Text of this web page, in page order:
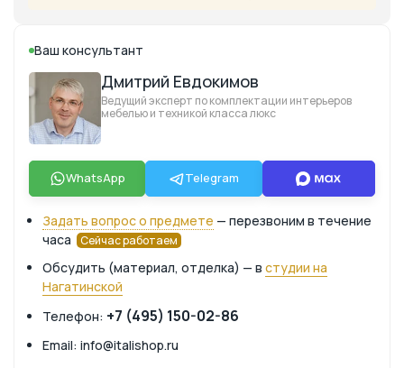
Ваш консультант
Дмитрий Евдокимов
Ведущий эксперт по комплектации интерьеров
мебелью и техникой класса люкс
WhatsApp Telegram
Задать вопрос о предмете — перезвоним в течение
часа
Сейчас работаем
Обсудить (материал, отделка) — в студии на
Нагатинской
Телефон: +7 (495) 150-02-86
Email: info@italishop.ru